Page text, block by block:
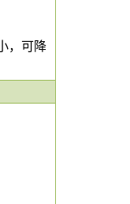
，可降